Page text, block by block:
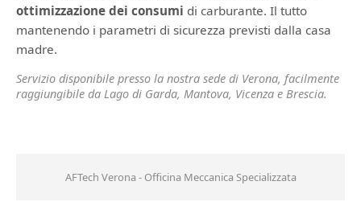
ottimizzazione dei consumi di carburante. Il tutto
mantenendo i parametri di sicurezza previsti dalla casa
madre.
Servizio disponibile presso la nostra sede di Verona, facilmente
raggiungibile da Lago di Garda, Mantova, Vicenza e Brescia.
AFTech Verona - Officina Meccanica Specializzata